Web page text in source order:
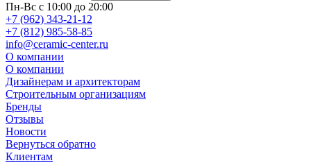
Пн-Вс с 10:00 до 20:00
+7 (962) 343-21-12
+7 (812) 985-58-85
info@ceramic-center.ru
О компании
О компании
Дизайнерам и архитекторам
Строительным организациям
Бренды
Отзывы
Новости
Вернуться обратно
Клиентам